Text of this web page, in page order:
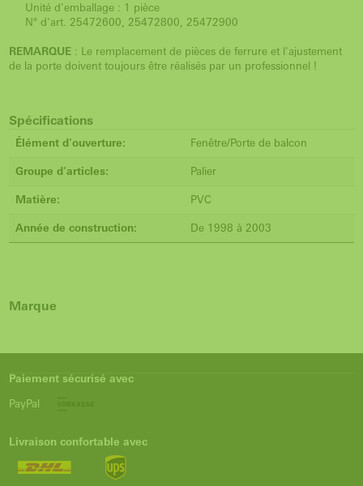
Unité d'emballage : 1 pièce
N° d'art. 25472600, 25472800, 25472900
REMARQUE : Le remplacement de pièces de ferrure et l'ajustement
de la porte doivent toujours être réalisés par un professionnel !
Spécifications
Élément d'ouverture: Fenêtre/Porte de balcon
Groupe d'articles: Palier
Matière: PVC
Année de construction: De 1998 à 2003
Marque
Paiement sécurisé avec
PayPal
Livraison confortable avec